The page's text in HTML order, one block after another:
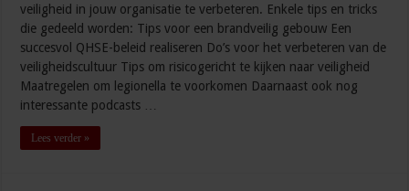
veiligheid in jouw organisatie te verbeteren. Enkele tips en tricks
die gedeeld worden: Tips voor een brandveilig gebouw Een
succesvol QHSE-beleid realiseren Do’s voor het verbeteren van de
veiligheidscultuur Tips om risicogericht te kijken naar veiligheid
Maatregelen om legionella te voorkomen Daarnaast ook nog
interessante podcasts …
Lees verder »